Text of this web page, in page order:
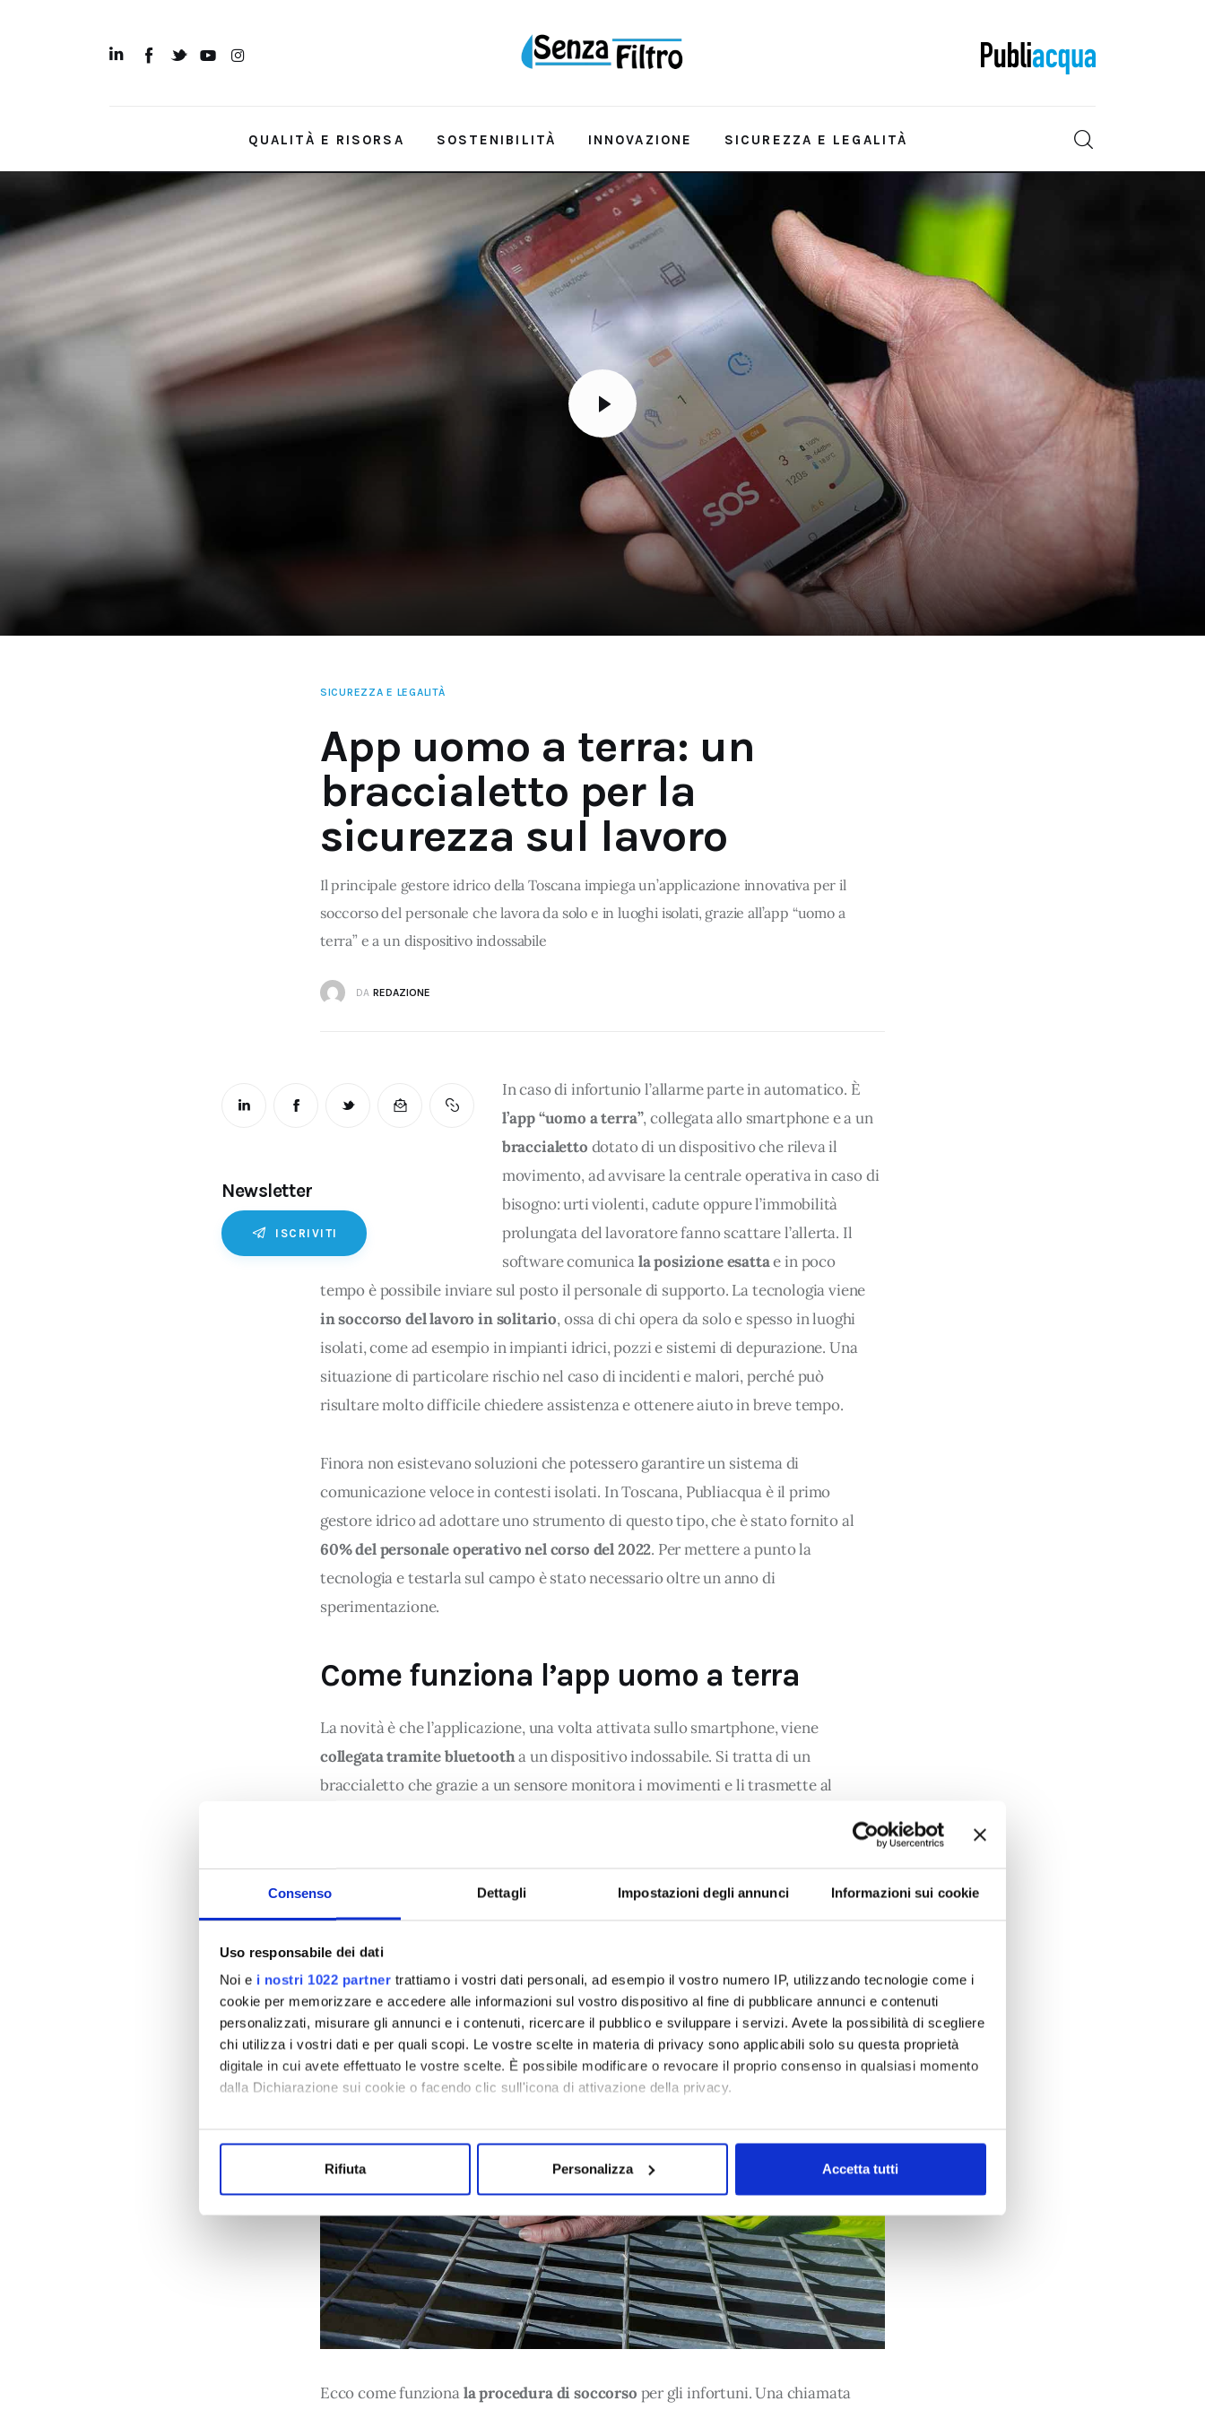
Consenso Dettagli Impostazioni degli annunci Informazioni sui cookie
Uso responsabile dei dati
Noi e i nostri 1022 partner trattiamo i vostri dati personali, ad esempio il vostro numero IP, utilizzando tecnologie come i
cookie per memorizzare e accedere alle informazioni sul vostro dispositivo al fine di pubblicare annunci e contenuti
personalizzati, misurare gli annunci e i contenuti, ricercare il pubblico e sviluppare i servizi. Avete la possibilità di scegliere
chi utilizza i vostri dati e per quali scopi. Le vostre scelte in materia di privacy sono applicabili solo su questa proprietà
digitale in cui avete effettuato le vostre scelte. È possibile modificare o revocare il proprio consenso in qualsiasi momento
dalla Dichiarazione sui cookie o facendo clic sull'icona di attivazione della privacy.
Identificare il tuo dispositivo, scansionandolo attivamente alla ricerca di caratteristiche specifiche (impronte
digitali).
Approfondisci come vengono elaborati i tuoi dati personali e imposta le tue preferenze nellasezione dettagli
modificare o ritirare il tuo consenso in qualsiasi momento dalla Dichiarazione sui cookie.
Utilizziamo dei cookie tecnici necessari per rendere fruibile il sito web abilitandone funzionalità di base quali la navigazione
sulle pagine e l'accesso alle aree protette. In linea con le preferenze manifestate dall’Utente e con i consensi dallo stesso
prestati, i cookie possono essere inoltre utilizzati per analizzare il traffico sul nostro sito web, per personalizzare contenuti
ed annunci e per fornire funzionalità dei social media, condividendo informazioni sul modo in cui l’Utente utilizza il nostro
combinare le informazioni ricevute con altre informazioni che l’Utente ha fornito loro o che hanno raccolto dal suo utilizzo
Rifiuta Personalizza Accetta tutti
QUALITÀ E RISORSA SOSTENIBILITÀ INNOVAZIONE SICUREZZA E LEGALITÀ
QUALITÀ E RISORSA SOSTENIBILITÀ INNOVAZIONE
SICUREZZA E LEGALITÀ
App uomo a terra: un
braccialetto per la
sicurezza sul lavoro
Il principale gestore idrico della Toscana impiega un’applicazione innovativa per il
soccorso del personale che lavora da solo e in luoghi isolati, grazie all’app “uomo a
terra” e a un dispositivo indossabile
DA REDAZIONE
Newsletter
ISCRIVITI
In caso di infortunio l’allarme parte in automatico. È
l’app “uomo a terra”, collegata allo smartphone e a un
braccialetto dotato di un dispositivo che rileva il
movimento, ad avvisare la centrale operativa in caso di
bisogno: urti violenti, cadute oppure l’immobilità
prolungata del lavoratore fanno scattare l’allerta. Il
software comunica la posizione esatta e in poco
tempo è possibile inviare sul posto il personale di supporto. La tecnologia viene
in soccorso del lavoro in solitario, ossa di chi opera da solo e spesso in luoghi
isolati, come ad esempio in impianti idrici, pozzi e sistemi di depurazione. Una
situazione di particolare rischio nel caso di incidenti e malori, perché può
risultare molto difficile chiedere assistenza e ottenere aiuto in breve tempo.
Finora non esistevano soluzioni che potessero garantire un sistema di
comunicazione veloce in contesti isolati. In Toscana, Publiacqua è il primo
gestore idrico ad adottare uno strumento di questo tipo, che è stato fornito al
60% del personale operativo nel corso del 2022. Per mettere a punto la
tecnologia e testarla sul campo è stato necessario oltre un anno di
sperimentazione.
Come funziona l’app uomo a terra
La novità è che l’applicazione, una volta attivata sullo smartphone, viene
collegata tramite bluetooth a un dispositivo indossabile. Si tratta di un
braccialetto che grazie a un sensore monitora i movimenti e li trasmette al
tecnico resti fermo oltre il tempo prestabilito (in questo caso 120 secondi), il
device
invece emette un segnale acustico di pre-allerta e, se non viene
Ecco come funziona la procedura di soccorso per gli infortuni. Una chiamata